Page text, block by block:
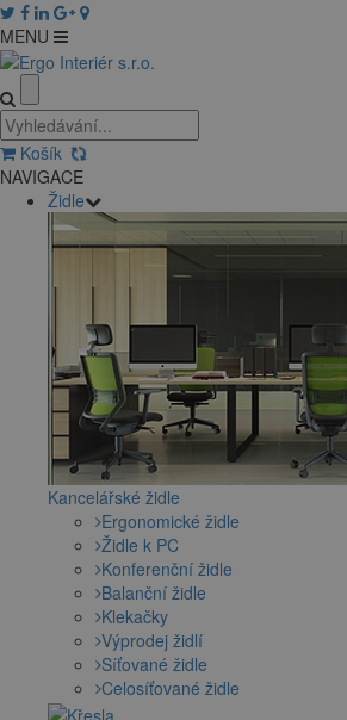
MENU
Košík
NAVIGACE
Židle
Kancelářské židle
Ergonomické židle
Židle k PC
Konferenční židle
Balanční židle
Klekačky
Výprodej židlí
Síťované židle
Celosíťované židle